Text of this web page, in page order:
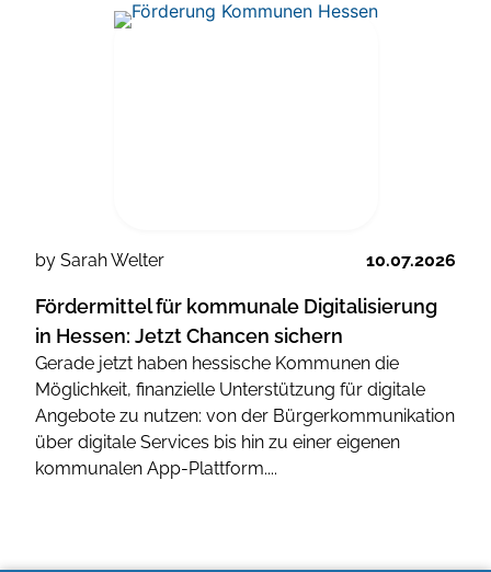
by Sarah Welter 10.07.2026
Fördermittel für kommunale Digitalisierung
in Hessen: Jetzt Chancen sichern
Gerade jetzt haben hessische Kommunen die
Möglichkeit, finanzielle Unterstützung für digitale
Angebote zu nutzen: von der Bürgerkommunikation
über digitale Services bis hin zu einer eigenen
kommunalen App-Plattform....